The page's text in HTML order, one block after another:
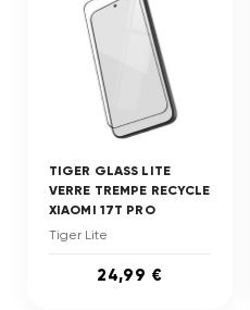
TIGER GLASS LITE
VERRE TREMPE RECYCLE
XIAOMI 17T PRO
Tiger Lite
24,99 €